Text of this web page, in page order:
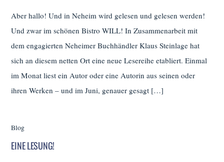
Aber hallo! Und in Neheim wird gelesen und gelesen werden!
Und zwar im schönen Bistro WILL! In Zusammenarbeit mit
dem engagierten Neheimer Buchhändler Klaus Steinlage hat
sich an diesem netten Ort eine neue Lesereihe etabliert. Einmal
im Monat liest ein Autor oder eine Autorin aus seinen oder
ihren Werken – und im Juni, genauer gesagt […]
Blog
EINE LESUNG!